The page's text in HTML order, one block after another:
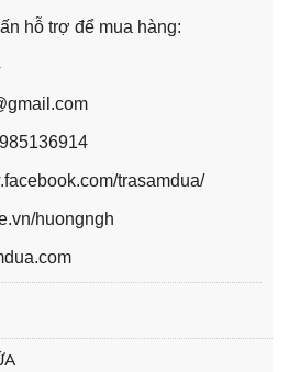
hỗ trợ để mua hàng:
trasamdua/
huongngh